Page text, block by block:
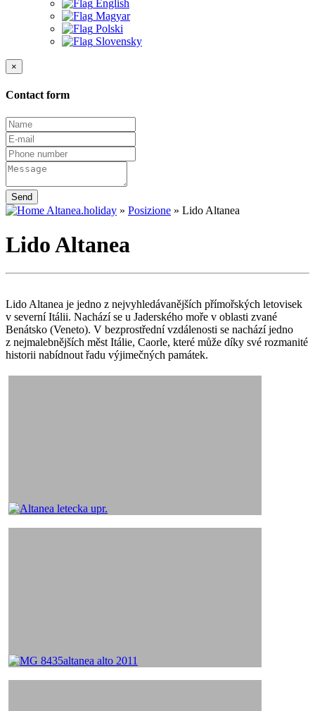
English
Magyar
Polski
Slovensky
×
Contact form
Send
Altanea.holiday » Posizione » Lido Altanea
Lido Altanea
Lido Altanea je jedno z nejvyhledávanějších přímořských letovisek
v severní Itálii. Nachází se u Jaderského moře v oblasti zvané
Benátsko (Veneto). V bezprostřední vzdálenosti se nachází jedno
z nejmalebnějších měst Itálie, Caorle, které může díky své rozmanité
historii nabídnout řadu výjimečných památek.